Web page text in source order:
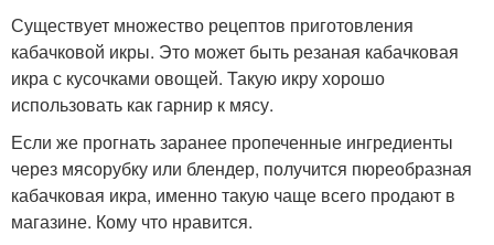
Существует множество рецептов приготовления
кабачковой икры. Это может быть резаная кабачковая
икра с кусочками овощей. Такую икру хорошо
использовать как гарнир к мясу.
Если же прогнать заранее пропеченные ингредиенты
через мясорубку или блендер, получится пюреобразная
кабачковая икра, именно такую чаще всего продают в
магазине. Кому что нравится.